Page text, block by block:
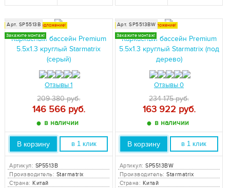
Специальное предложение!
Закажите монтаж!
Арт. SP5513B
Каркасный бассейн Premium
5.5x1.3 круглый Starmatrix
(серый)
Отзывы 1
209 380 руб.
146 566руб.
● в наличии
В корзину в 1 клик
Артикул: SP5513B
Производитель: Starmatrix
Страна:Китай
Специальное предложение!
Закажите монтаж!
Арт. SP5513BW
Каркасный бассейн Premium
5.5x1.3 круглый Starmatrix (под
дерево)
Отзывы 0
234 175 руб.
163 922 руб.
● в наличии
В корзину в 1 клик
Артикул:SP5513BW
Производитель:Starmatrix
Страна: Китай